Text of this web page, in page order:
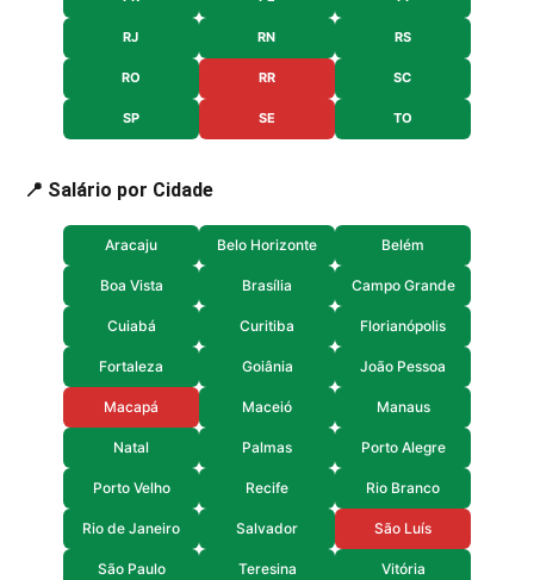
RJ RN RS
RO RR SC
SP SE TO
📍 Salário por Cidade
Aracaju Belo Horizonte Belém
Boa Vista Brasília Campo Grande
Cuiabá Curitiba Florianópolis
Fortaleza Goiânia João Pessoa
Macapá Maceió Manaus
Natal Palmas Porto Alegre
Porto Velho Recife Rio Branco
Rio de Janeiro Salvador São Luís
São Paulo Teresina Vitória